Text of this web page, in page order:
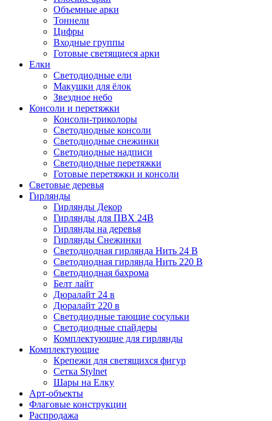
Объемные арки
Тоннели
Цифры
Входные группы
Готовые светящиеся арки
Елки
Светодиодные ели
Макушки для ёлок
Звездное небо
Консоли и перетяжки
Консоли-триколоры
Светодиодные консоли
Светодиодные снежинки
Светодиодные надписи
Светодиодные перетяжки
Готовые перетяжки и консоли
Световые деревья
Гирлянды
Гирлянды Декор
Гирлянды для ПВХ 24В
Гирлянды на деревья
Гирлянды Снежинки
Светодиодная гирлянда Нить 24 В
Светодиодная гирлянда Нить 220 В
Светодиодная бахрома
Белт лайт
Дюралайт 24 в
Дюралайт 220 в
Светодиодные тающие сосульки
Светодиодные спайдеры
Комплектующие для гирлянды
Комплектующие
Крепежи для светящихся фигур
Сетка Stylnet
Шары на Елку
Арт-объекты
Флаговые конструкции
Распродажа